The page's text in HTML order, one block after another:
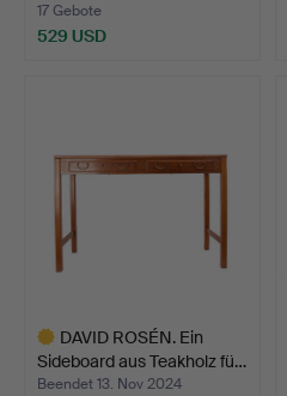
17 Gebote
529 USD
DAVID ROSÉN. Ein
Sideboard aus Teakholz fü…
Beendet 13. Nov 2024